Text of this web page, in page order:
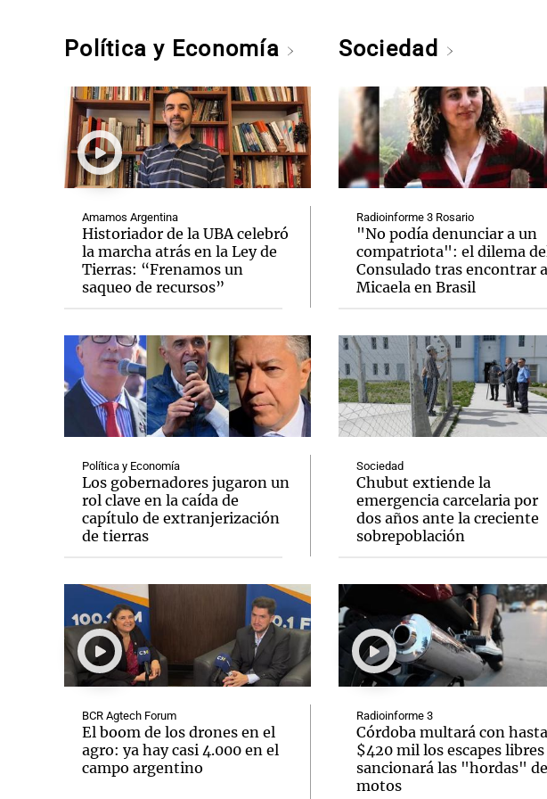
Política y Economía
Amamos Argentina
Historiador de la UBA celebró
la marcha atrás en la Ley de
Tierras: “Frenamos un
saqueo de recursos”
Política y Economía
Los gobernadores jugaron un
rol clave en la caída de
capítulo de extranjerización
de tierras
BCR Agtech Forum
El boom de los drones en el
agro: ya hay casi 4.000 en el
campo argentino
Sociedad
Radioinforme 3 Rosario
"No podía denunciar a un
compatriota": el dilema
Consulado tras encontrar a
Micaela en Brasil
Sociedad
Chubut extiende la
emergencia carcelaria por
dos años ante la creciente
sobrepoblación
Radioinforme 3
Córdoba multará con hasta
$420 mil los escapes libres
sancionará las "hordas" de
motos
Notas Notas